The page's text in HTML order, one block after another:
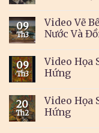
09
Th3
Video Vẽ
Nước Và
09
Th3
Video Họa
Hứng
20
Th2
Video Họa
Hứng